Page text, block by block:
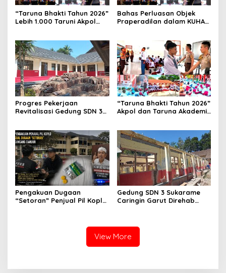
“Taruna Bhakti Tahun 2026”
Lebih 1.000 Taruni Akpol
Rakyat
Bahas Perluasan Objek
Praperadilan dalam KUHAP
Progres Pekerjaan
Revitalisasi Gedung SDN 3
“Taruna Bhakti Tahun 2026”
Akpol dan Taruna Akademi
Pengakuan Dugaan
“Setoran” Penjual Pil Koplo
Ketegasan Polda Jabar
Gedung SDN 3 Sukarame
Caringin Garut Direhab
View More